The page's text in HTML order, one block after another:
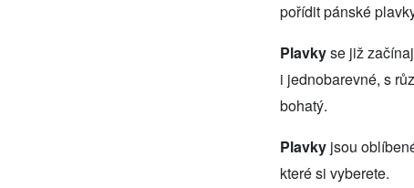
pořídit pánské
Plavkyse již
i jednobarevné, s
bohatý.
Plavky jsou
které si vyberete.